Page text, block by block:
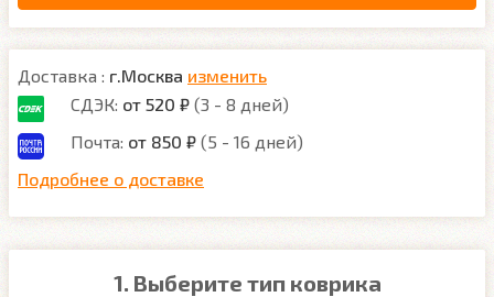
Доставка : г.Москва изменить
СДЭК: от 520 ₽ (3 - 8 дней)
Почта: от 850 ₽ (5 - 16 дней)
Подробнее о доставке
1. Выберите тип коврика